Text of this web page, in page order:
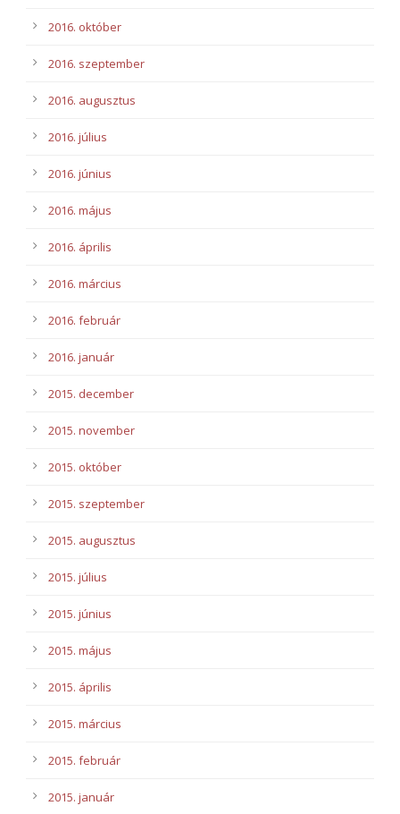
2016. október
2016. szeptember
2016. augusztus
2016. július
2016. június
2016. május
2016. április
2016. március
2016. február
2016. január
2015. december
2015. november
2015. október
2015. szeptember
2015. augusztus
2015. július
2015. június
2015. május
2015. április
2015. március
2015. február
2015. január